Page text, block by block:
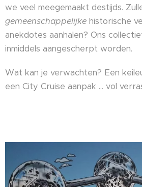
we veel meegemaakt destijds.
gemeenschappelijke historische
anekdotes aanhalen? Ons
inmiddels aangescherpt worden.
Wat kan je verwachten? Een
een City Cruise aanpak ... vol